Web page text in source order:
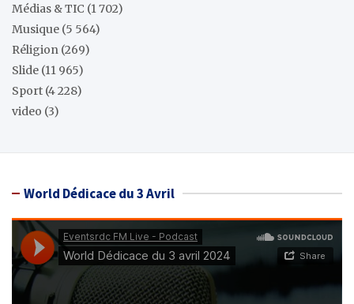
Médias & TIC (1 702)
Musique (5 564)
Réligion (269)
Slide (11 965)
Sport (4 228)
video (3)
World Dédicace du 3 Avril